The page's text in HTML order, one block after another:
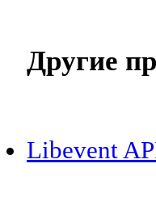
Другие
Libevent